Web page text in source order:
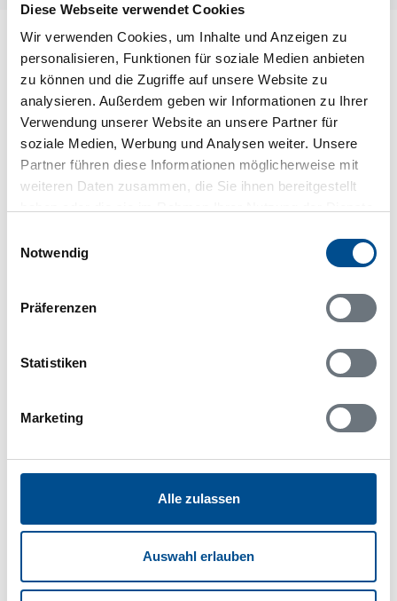
Diese Webseite verwendet Cookies
Wir verwenden Cookies, um Inhalte und Anzeigen zu
personalisieren, Funktionen für soziale Medien anbieten
zu können und die Zugriffe auf unsere Website zu
analysieren. Außerdem geben wir Informationen zu Ihrer
Verwendung unserer Website an unsere Partner für
soziale Medien, Werbung und Analysen weiter. Unsere
Partner führen diese Informationen möglicherweise mit
weiteren Daten zusammen, die Sie ihnen bereitgestellt
Notwendig
Präferenzen
Statistiken
Marketing
Alle zulassen
Auswahl erlauben
Lageplan
Adresse
Ferienhaus STO710
Tisslingeslingan 12
76175 Norrtälje
Skriptblocker/AdBlocker aktiviert zu sein!
verhindert. Um die Funktionen nutzen zu können,
deaktivieren Sie bitte den Blocker für diese Seite
Nachdem Sie Ihre Erlaubnis gegeben
welche Funktionen genutzt werden sollen.
Belegungskalender